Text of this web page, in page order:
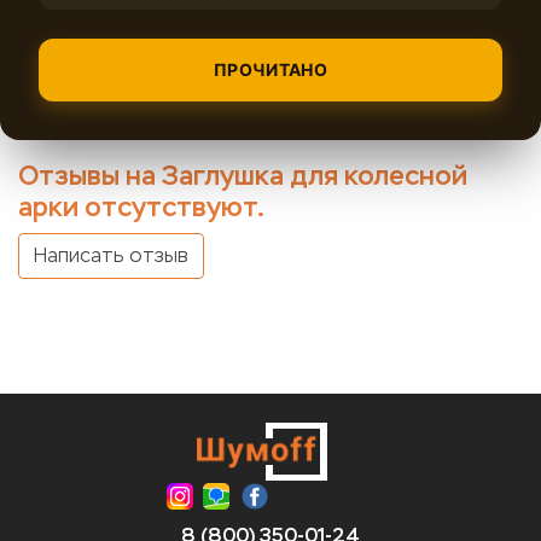
Отзывы на Заглушка для колесной
арки отсутствуют.
Написать отзыв
8 (800) 350-01-24
ПРОЧИТАНО